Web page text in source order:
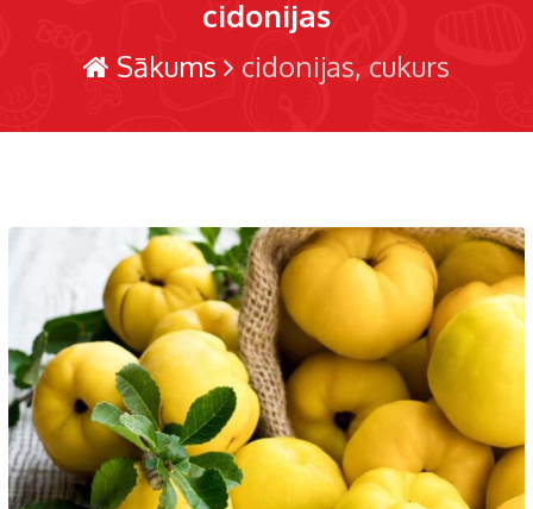
cidonijas
Sākums cidonijas cukurs